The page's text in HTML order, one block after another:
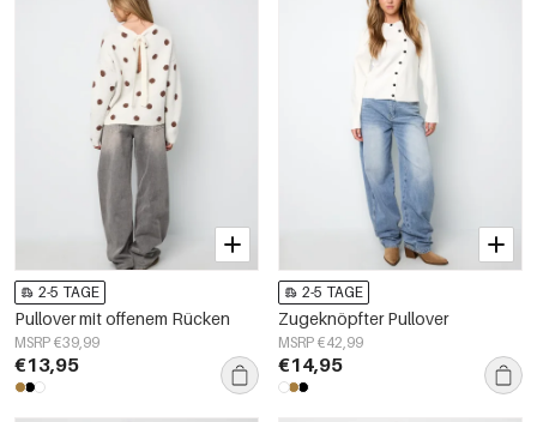
2-5 TAGE
Pullover mit offenem Rücken
MSRP €39,99
€13,95
2-5 TAGE
Zugeknöpfter Pullover
MSRP €42,99
€14,95